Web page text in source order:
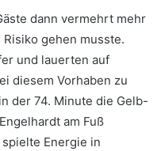
dann vermehrt mehr
gehen musste.
und lauerten auf
diesem Vorhaben zu
der 74. Minute die Gelb-
am Fuß
Energie in